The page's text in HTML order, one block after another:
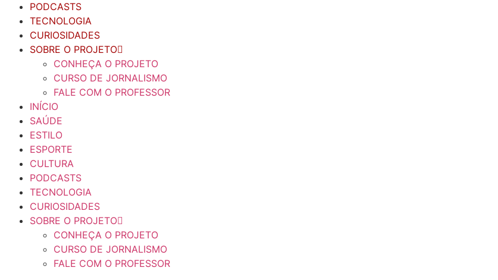
PODCASTS
TECNOLOGIA
CURIOSIDADES
SOBRE O PROJETO
CONHEÇA O PROJETO
CURSO DE JORNALISMO
FALE COM O PROFESSOR
INÍCIO
SAÚDE
ESTILO
ESPORTE
CULTURA
PODCASTS
TECNOLOGIA
CURIOSIDADES
SOBRE O PROJETO
CONHEÇA O PROJETO
CURSO DE JORNALISMO
FALE COM O PROFESSOR